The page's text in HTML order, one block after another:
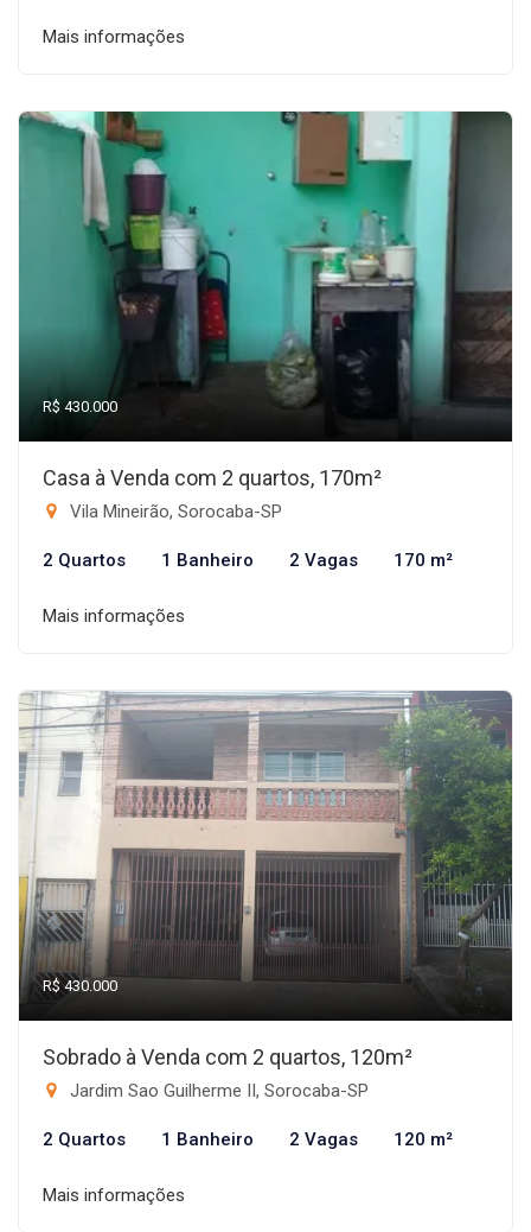
Mais informações
R$ 430.000
Casa à Venda com 2 quartos, 170m²
Vila Mineirão, Sorocaba-SP
2 Quartos 1 Banheiro 2 Vagas 170 m²
Mais informações
R$ 430.000
Sobrado à Venda com 2 quartos, 120m²
Jardim Sao Guilherme II, Sorocaba-SP
2 Quartos 1 Banheiro 2 Vagas 120 m²
Mais informações